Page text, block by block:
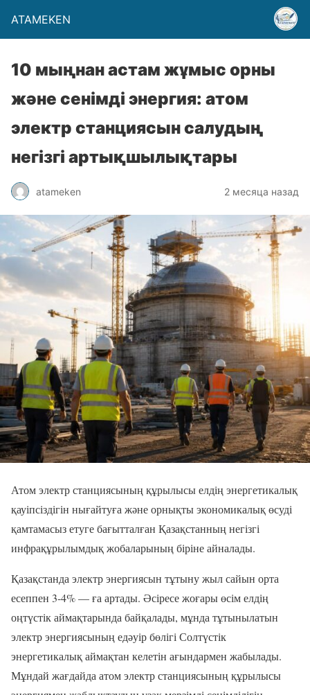
ATAMEKEN
10 мыңнан астам жұмыс орны
және сенімді энергия: атом
электр станциясын салудың
негізгі артықшылықтары
atameken 2 месяца назад
Атом электр станциясының құрылысы елдің энергетикалық
қауіпсіздігін нығайтуға және орнықты экономикалық өсуді
қамтамасыз етуге бағытталған Қазақстанның негізгі
инфрақұрылымдық жобаларының біріне айналады.
Қазақстанда электр энергиясын тұтыну жыл сайын орта
есеппен 3-4% — ға артады. Әсіресе жоғары өсім елдің
оңтүстік аймақтарында байқалады, мұнда тұтынылатын
электр энергиясының едәуір бөлігі Солтүстік
энергетикалық аймақтан келетін ағындармен жабылады.
Мұндай жағдайда атом электр станциясының құрылысы